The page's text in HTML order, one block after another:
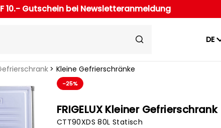
10.- Gutschein bei Newsletteranmeldung
DE
Kleine Gefrierschränke
-25%
FRIGELUX Kleiner Gefrierschrank
CTT90XDS 80L Statisch